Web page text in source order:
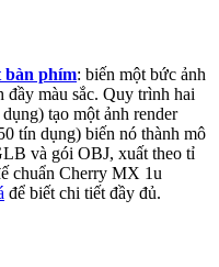
phím: biến một bức ảnh
đầy màu sắc. Quy trình hai
tạo một ảnh render
tín dụng) biến nó thành mô
và gói OBJ, xuất theo tỉ
chuẩn Cherry MX 1u
để biết chi tiết đầy đủ.